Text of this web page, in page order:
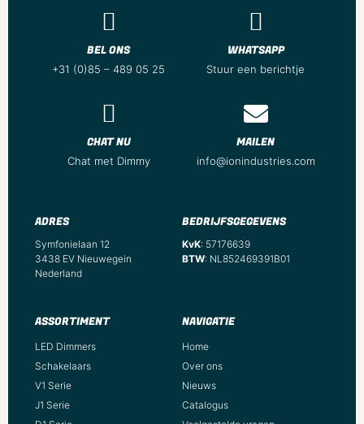
ADRES
Symfonielaan 12
3438 EV Nieuwegein
Nederland
BEDRIJFSGEGEVENS
KvK: 57176639
BTW: NL852469391B01
BEL ONS
+31 (0)85 – 489 05 25
WHATSAPP
Stuur een berichtje
CHAT NU
Chat met Dimmy
MAILEN
info@ionindustries.com
ASSORTIMENT
LED Dimmers
Schakelaars
V1 Serie
J1 Serie
NAVIGATIE
Home
Over ons
Nieuws
Catalogus